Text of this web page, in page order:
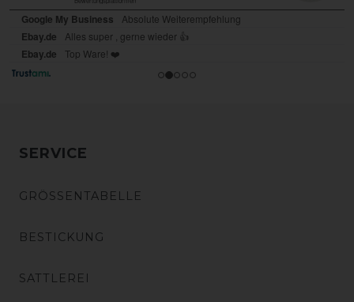
SERVICE
GRÖSSENTABELLE
BESTICKUNG
SATTLEREI